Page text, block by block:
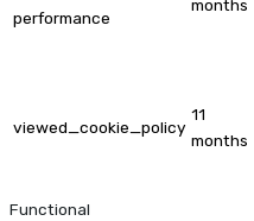
performance
months
viewed_cookie_policy
11
months
Functional